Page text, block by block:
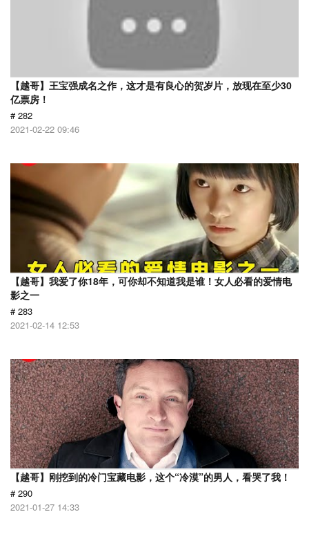
【越哥】王宝强成名之作，这才是有良心的贺岁片，放现在至少30
亿票房！
# 282
2021-02-22 09:46
【越哥】我爱了你18年，可你却不知道我是谁！女人必看的爱情电
影之一
# 283
2021-02-14 12:53
【越哥】刚挖到的冷门宝藏电影，这个“冷漠”的男人，看哭了我！
# 290
2021-01-27 14:33